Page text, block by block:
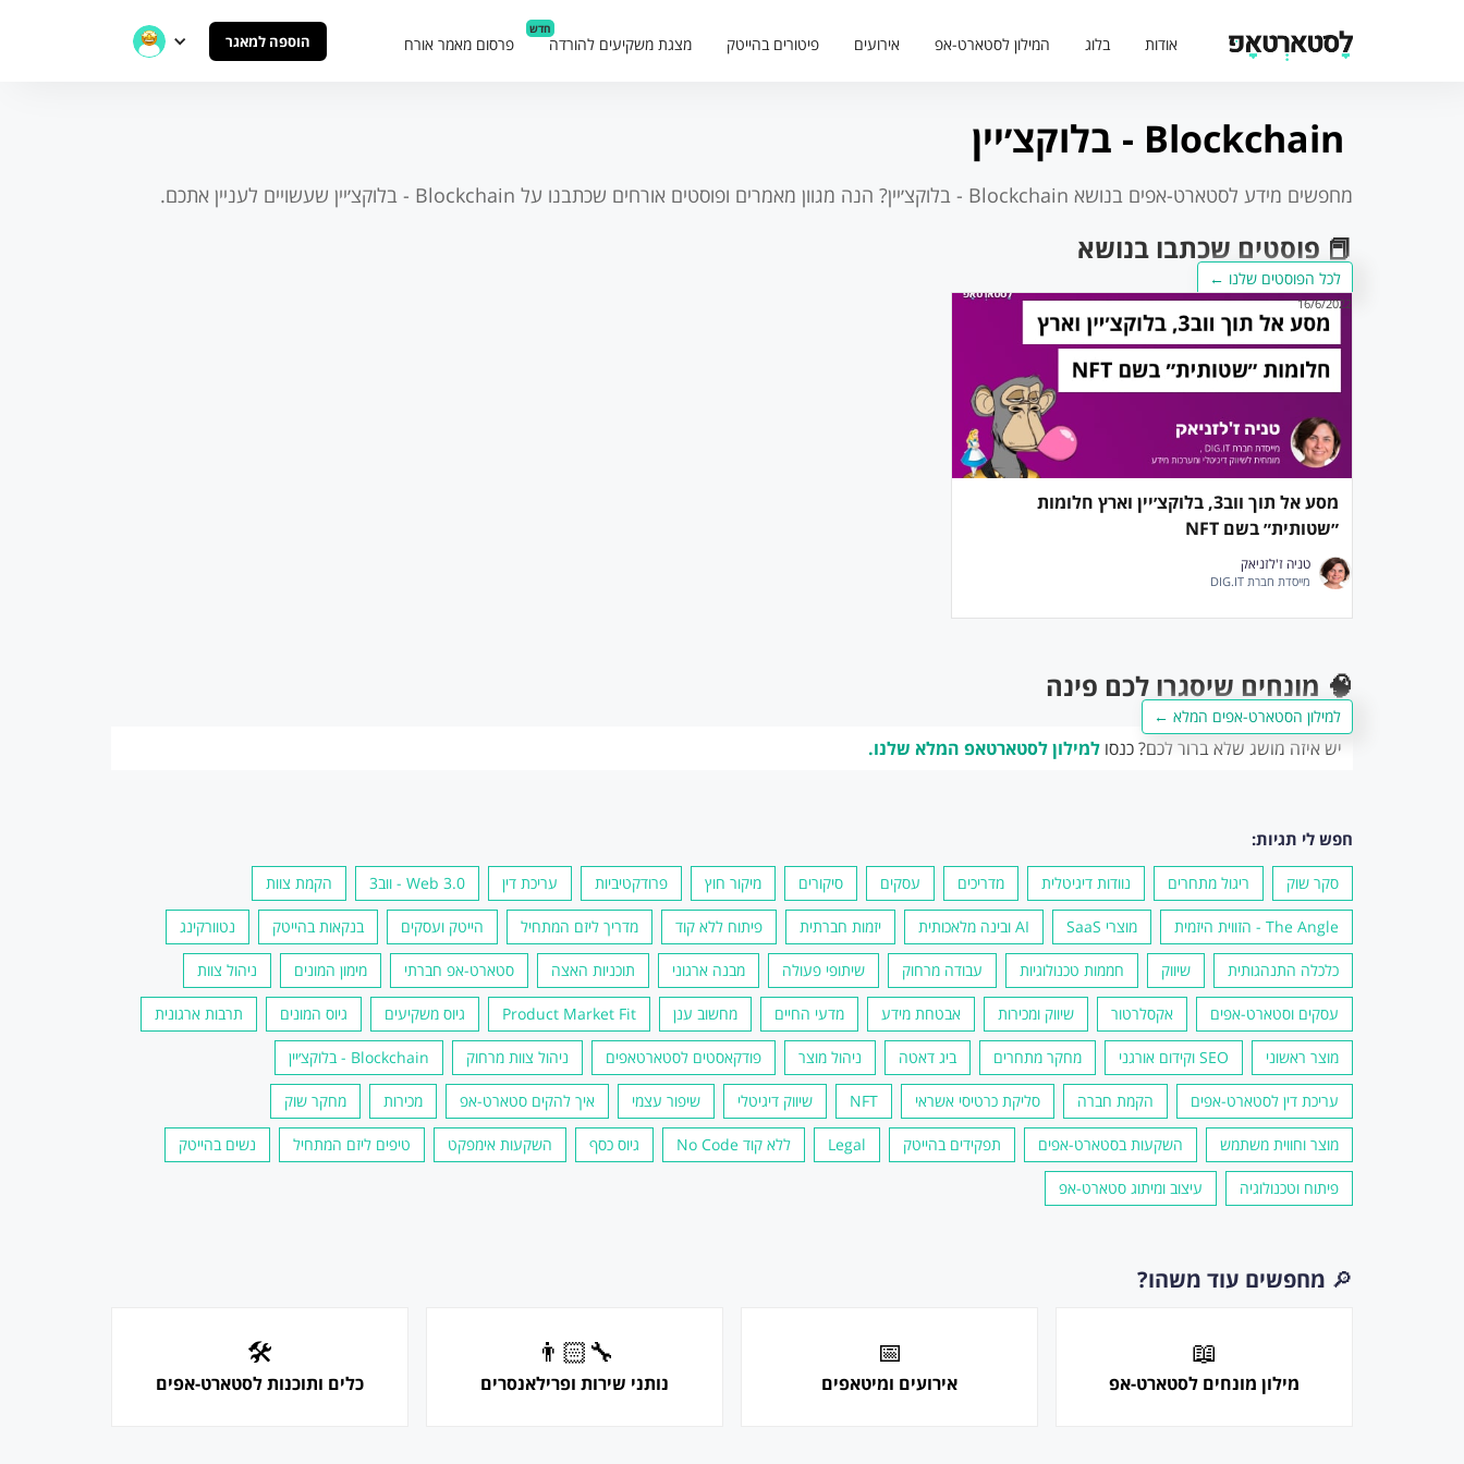
אודות בלוג המילון לסטארט-אפ אירועים פיטורים בהייטק מצגת משקיעים להורדה
חדש
פרסום מאמר אורח הוספה למאגר
Blockchain - בלוקצ׳יין
מחפשים מידע לסטארט-אפים בנושא Blockchain - בלוקצ׳יין ? הנה מגוון מאמרים ופוסטים אורחים שכתבנו על Blockchain - בלוקצ׳יין שעשויים לעניין אתכם.
📕 פוסטים שכתבו בנושא
לכל הפוסטים שלנו ←
מסע אל תוך ווב3, בלוקצ׳יין וארץ חלומות
״שטותית״ בשם NFT
טניה ז'לזניאק
מייסדת חברת DIG.IT
16/6/2022
🧠 מונחים שיסגרו לכם פינה
למילון הסטארט-אפים המלא ←
יש איזה מושג שלא ברור לכם? כנסו למילון לסטארטאפ המלא שלנו.
חפש לי תגיות:
סקר שוק ריגול מתחרים נוודות דיגיטלית מדריכים עסקים סיקורים מיקור חוץ פרודקטיביות עריכת דין Web 3.0 - ווב3 הקמת צוות
The Angle - הזווית היזמית מוצרי SaaS AI ובינה מלאכותית יזמות חברתית פיתוח ללא קוד מדריך ליזם המתחיל הייטק ועסקים בנקאות בהייטק נטוורקינג
כלכלה התנהגותית שיווק חממות טכנולוגיות עבודה מרחוק שיתופי פעולה מבנה ארגוני תוכניות האצה סטארט-אפ חברתי מימון המונים ניהול צוות
עסקים וסטארט-אפים אקסלרטור שיווק ומכירות אבטחת מידע מדעי החיים מחשוב ענן Product Market Fit גיוס משקיעים גיוס המונים תרבות ארגונית
מוצר ראשוני SEO וקידום אורגני מחקר מתחרים ביג דאטה ניהול מוצר פודקאסטים לסטארטאפים ניהול צוות מרחוק Blockchain - בלוקצ׳יין
עריכת דין לסטארט-אפים הקמת חברה סליקת כרטיסי אשראי NFT שיווק דיגיטלי שיפור עצמי איך להקים סטארט-אפ מכירות מחקר שוק
מוצר וחווית משתמש השקעות בסטארט-אפים תפקידים בהייטק Legal ללא קוד No Code גיוס כסף השקעות אימפקט טיפים ליזם המתחיל נשים בהייטק
פיתוח וטכנולוגיה עיצוב ומיתוג סטארט-אפ
🔎 מחפשים עוד משהו?
📖
מילון מונחים לסטארט-אפ
📅
אירועים ומיטאפים
👨🏻‍🔧
נותני שירות ופרילאנסרים
🛠
כלים ותוכנות לסטארט-אפים